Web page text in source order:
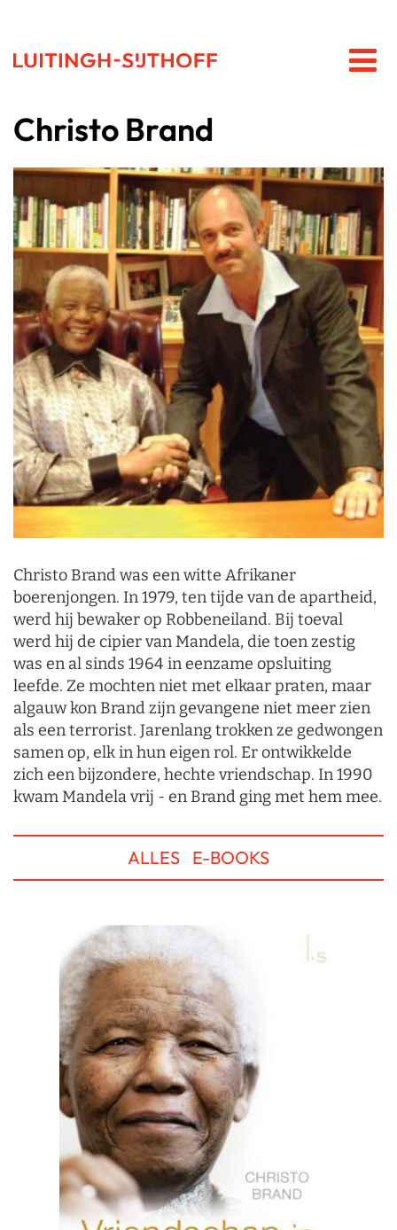
Christo Brand
Christo Brand was een witte Afrikaner
boerenjongen. In 1979, ten tijde van de apartheid,
werd hij bewaker op Robbeneiland. Bij toeval
werd hij de cipier van Mandela, die toen zestig
was en al sinds 1964 in eenzame opsluiting
leefde. Ze mochten niet met elkaar praten, maar
algauw kon Brand zijn gevangene niet meer zien
als een terrorist. Jarenlang trokken ze gedwongen
samen op, elk in hun eigen rol. Er ontwikkelde
zich een bijzondere, hechte vriendschap. In 1990
kwam Mandela vrij - en Brand ging met hem mee.
ALLES E-BOOKS